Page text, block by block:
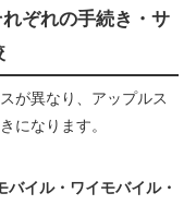
ぞれの手続き・サ
が異なり、アップルス
になります。
バイル・ワイモバイル・